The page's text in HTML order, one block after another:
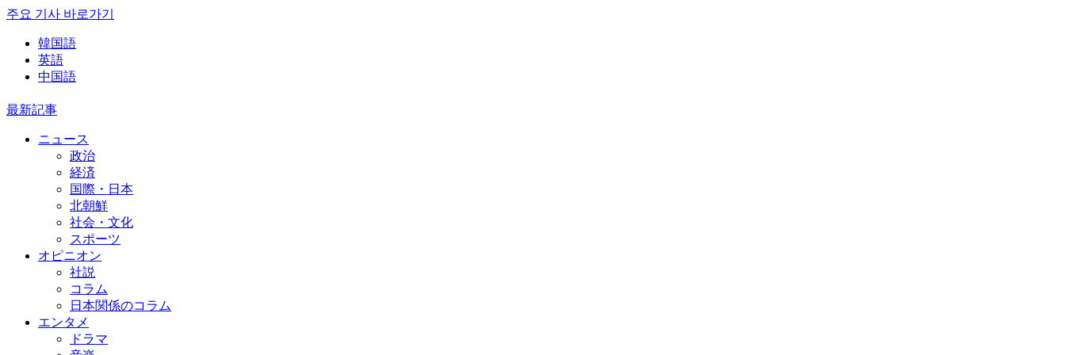
주요 기사 바로가기
韓国語
英語
中国語
最新記事
ニュース
政治
経済
国際・日本
北朝鮮
社会・文化
スポーツ
オピニオン
社説
コラム
日本関係のコラム
エンタメ
ドラマ